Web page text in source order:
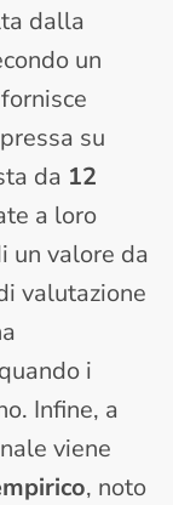
dalla
un
su
da 12
a loro
un valore da
valutazione
quando i
Infine, a
viene
, noto